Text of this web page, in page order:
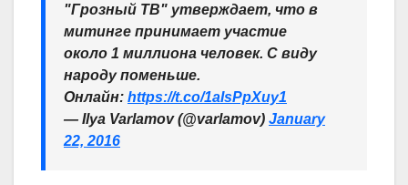
"Грозный ТВ" утверждает, что в
митинге принимает участие
около 1 миллиона человек. С виду
народу поменьше.
Онлайн: https://t.co/1aIsPpXuy1
— Ilya Varlamov (@varlamov) January
22, 2016